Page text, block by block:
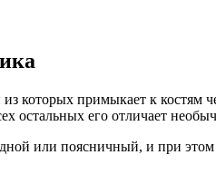
которых примыкает к
остальных его отличает
или поясничный, и при